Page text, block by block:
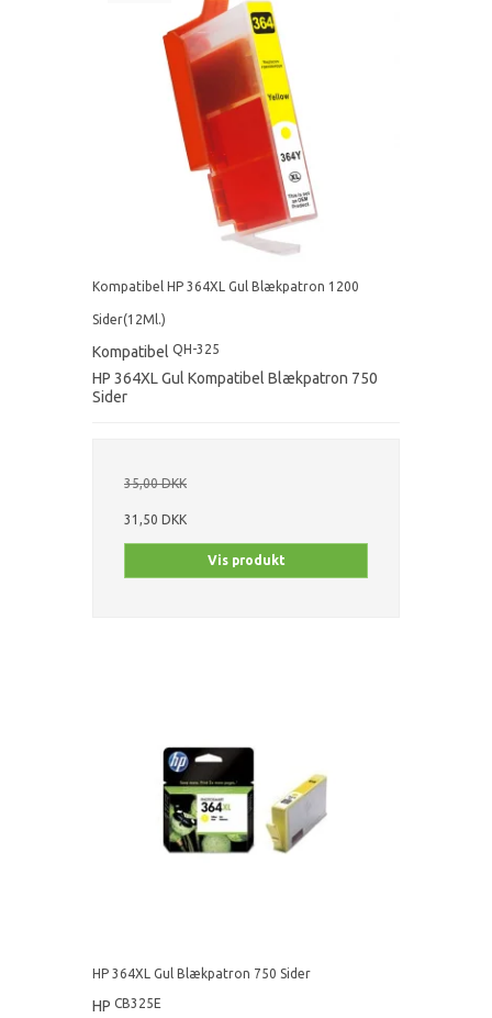
Kompatibel HP 364XL Gul Blækpatron 1200
Sider(12Ml.)
Kompatibel QH-325
HP 364XL Gul Kompatibel Blækpatron 750
Sider
35,00 DKK
31,50 DKK
Vis produkt
HP 364XL Gul Blækpatron 750 Sider
HP CB325E